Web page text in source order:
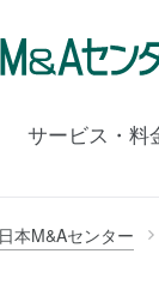
サービス・料
本M&Aセンター